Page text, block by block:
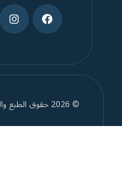
© 2026 حقوق الطبع والنشر